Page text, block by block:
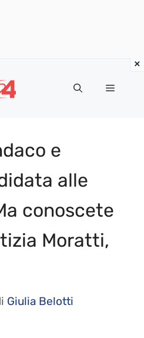
Menu
e
alle
conoscete
Moratti,
Giulia Belotti